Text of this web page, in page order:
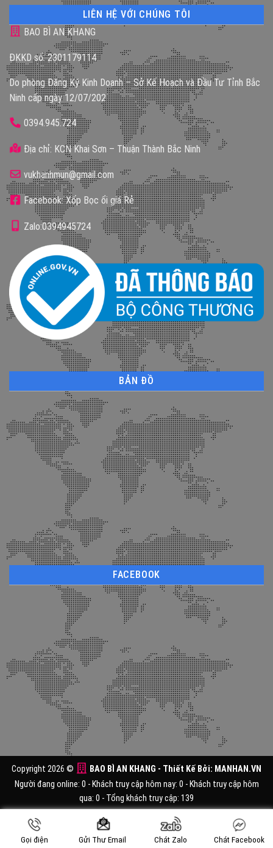
LIÊN HỆ VỚI CHÚNG TÔI
BAO BÌ AN KHANG
ĐKKD số: 2301179114
Do phòng Đăng Ký Kinh Doanh – Sở Kế Hoạch và Đầu Tư Tỉnh Bắc
Ninh cấp ngày 12/07/202
0394.945.724
Địa chỉ: KCN Khai Sơn – Thuận Thành Bắc Ninh
vukhanhmun@gmail.com
Facebook: Xốp Bọc ổi giá Rẻ
Zalo:0394945724
BẢN ĐỒ
FACEBOOK
Copyright 2026 © BAO BÌ AN KHANG - Thiết Kế Bởi: MANHAN.VN
Người đang online: 0 - Khách truy cập hôm nay: 0 - Khách truy cập hôm
qua: 0 - Tổng khách truy cập: 139
Gọi điện Gửi Thư Email Chát Zalo Chát Facebook